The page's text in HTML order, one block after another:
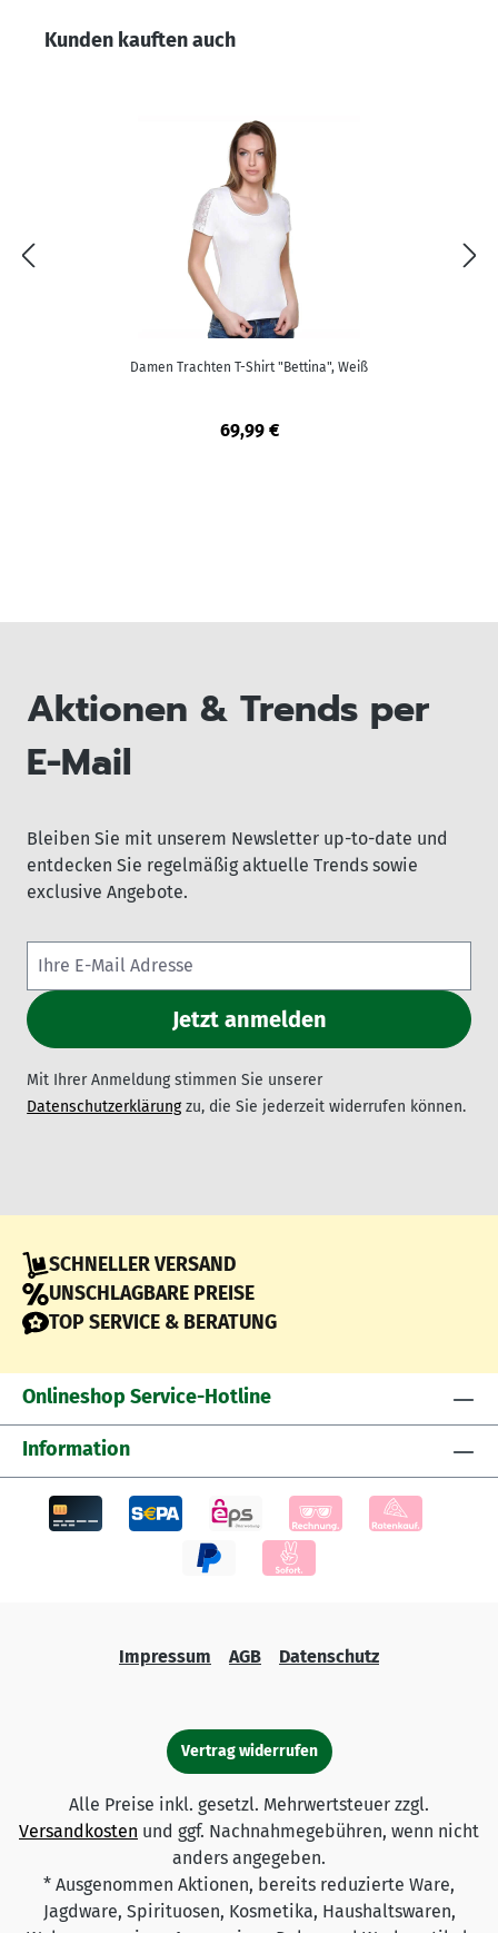
Produktgalerie überspringen
Kunden kauften auch
Damen Trachten T-Shirt "Bettina", Weiß
69,99 €
Aktionen & Trends per
E-Mail
Bleiben Sie mit unserem Newsletter up-to-date und
entdecken Sie regelmäßig aktuelle Trends sowie
exclusive Angebote.
Mit Ihrer Anmeldung stimmen Sie unserer
Datenschutzerklärungzu, die Sie jederzeit widerrufen können.
SCHNELLER VERSAND
UNSCHLAGBARE PREISE
TOP SERVICE & BERATUNG
Onlineshop Service-Hotline
Information
Impressum AGB Datenschutz
Vertrag widerrufen
Alle Preise inkl. gesetzl. Mehrwertsteuer zzgl.
Versandkosten und ggf. Nachnahmegebühren, wenn nicht
anders angegeben.
* Ausgenommen Aktionen, bereits reduzierte Ware,
Jagdware, Spirituosen, Kosmetika, Haushaltswaren,